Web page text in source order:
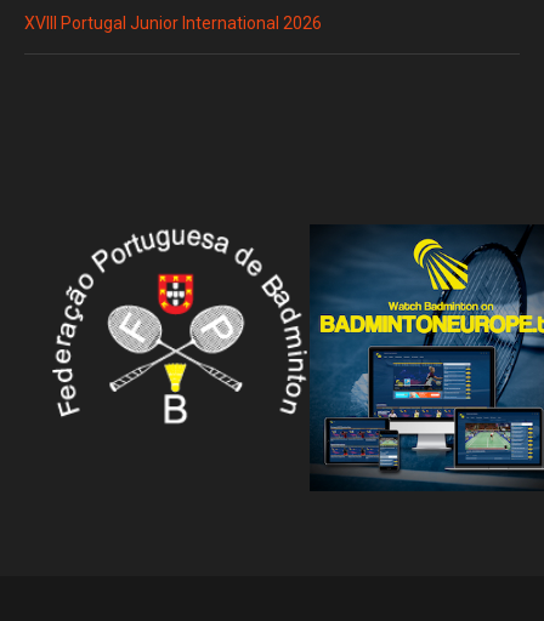
XVIII Portugal Junior International 2026